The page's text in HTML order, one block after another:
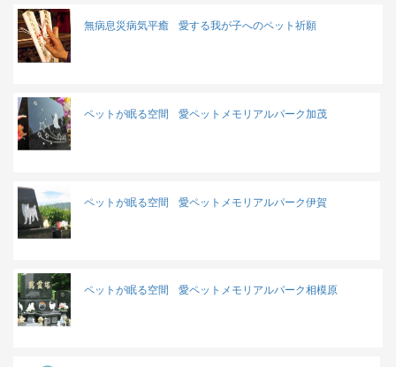
無病息災病気平癒 愛する我が子へのペット祈願
ペットが眠る空間 愛ペットメモリアルパーク加茂
ペットが眠る空間 愛ペットメモリアルパーク伊賀
ペットが眠る空間 愛ペットメモリアルパーク相模原